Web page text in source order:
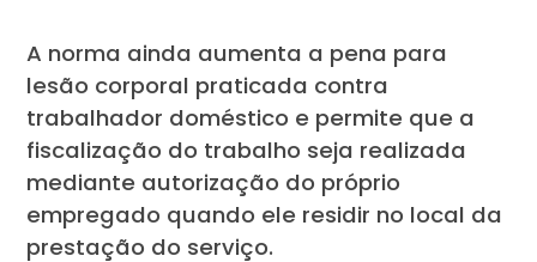
A norma ainda aumenta a pena para
lesão corporal praticada contra
trabalhador doméstico e permite que a
fiscalização do trabalho seja realizada
mediante autorização do próprio
empregado quando ele residir no local da
prestação do serviço.